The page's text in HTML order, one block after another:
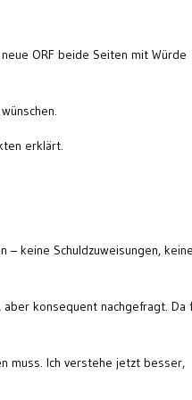
ORF beide Seiten mit Würde
erklärt.
– keine Schuldzuweisungen, keine
konsequent nachgefragt. Da
muss. Ich verstehe jetzt besser,